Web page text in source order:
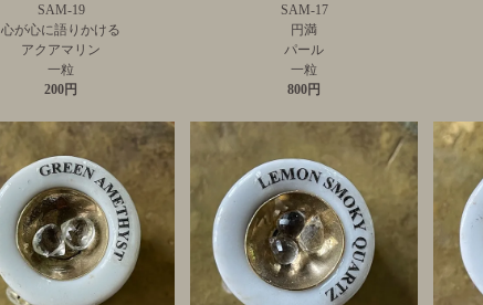
SAM-19
心が心に語りかける
アクアマリン
一粒
200円
SAM-17
円満
パール
一粒
800円